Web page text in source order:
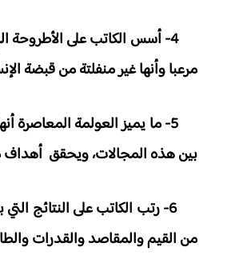
4- أسس الكاتب على الأطروحة
مرعبا وأنها غير منفلتة من قبضة
5- ما يميز العولمة المعاصرة
بين هذه المجالات، ويحقق أهداف
6- رتب الكاتب على النتائج
من القيم والمقاصد والقدرات